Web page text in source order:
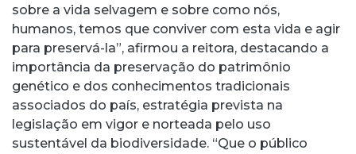
sobre a vida selvagem e sobre como nós,
humanos, temos que conviver com esta vida e agir
para preservá-la”, afirmou a reitora, destacando a
importância da preservação do patrimônio
genético e dos conhecimentos tradicionais
associados do país, estratégia prevista na
legislação em vigor e norteada pelo uso
sustentável da biodiversidade. “Que o público